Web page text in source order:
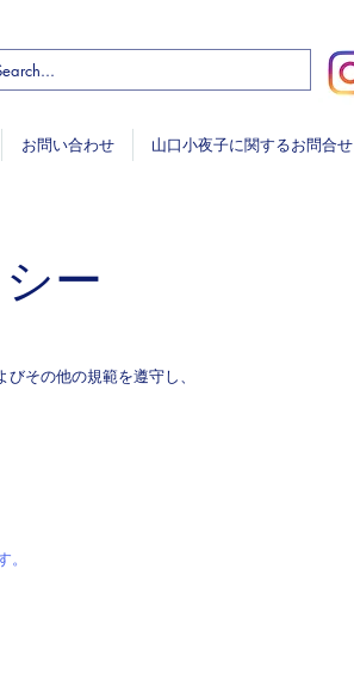
お問い合わせ 山口小夜子に関するお問合せ
ー
その他の規範を遵守し、